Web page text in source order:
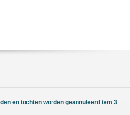
en tochten worden geannuleerd tem 3